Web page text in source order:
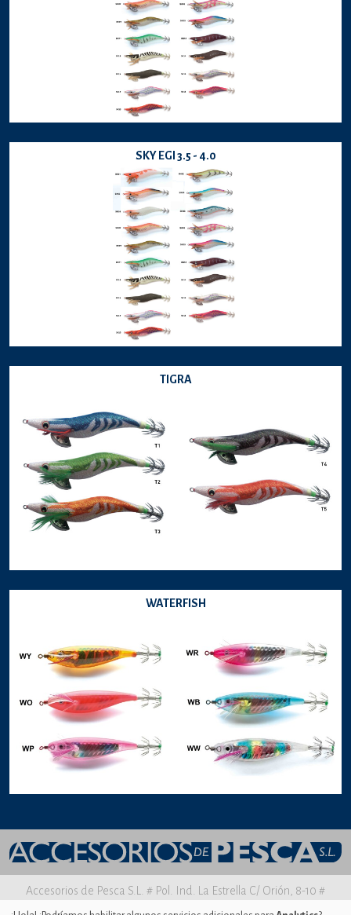
SKY EGI 3.5 - 4.0
TIGRA
WATERFISH
Accesorios de Pesca S.L. # Pol. Ind. La Estrella C/ Orión, 8-10 #
30500 MOLINA DE SEGURA Murcia